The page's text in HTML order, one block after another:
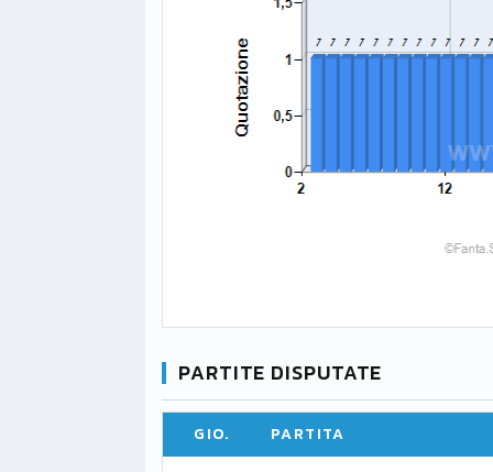
PARTITE DISPUTATE
GIO. PARTITA